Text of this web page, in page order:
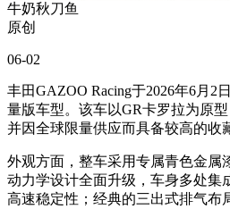
牛奶秋刀鱼
原创
06-02
丰田GAZOO Racing于2026年6月2
量版车型。该车以GR卡罗拉为原
并因全球限量供应而具备较高的收
外观方面，整车采用专属青色金属
动力学设计全面升级，车身多处集
高速稳定性；经典的三出式排气布